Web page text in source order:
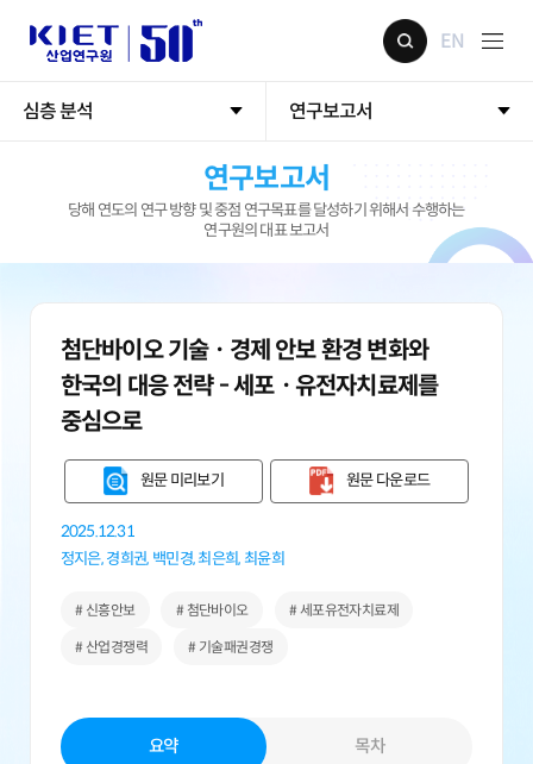
EN
심층 분석 연구보고서
연구보고서
당해 연도의 연구 방향 및 중점 연구목표를 달성하기 위해서 수행하는
연구원의 대표 보고서
첨단바이오 기술ㆍ경제 안보 환경 변화와
한국의 대응 전략 - 세포ㆍ유전자치료제를
중심으로
원문 미리보기 원문 다운로드
2025.12.31
정지은,경희권, 백민경,최은희, 최윤희
# 신흥안보 # 첨단바이오 # 세포유전자치료제
# 산업경쟁력 # 기술패권경쟁
요약 목차